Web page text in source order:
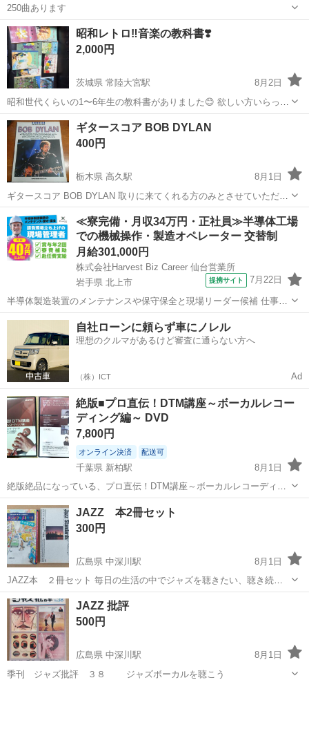
250曲あります
鳥取 米子市 米子駅 楽譜、音楽書 歌謡曲
昭和レトロ‼️音楽の教科書❣️
2,000円
茨城県 常陸大宮駅
8月2日
昭和世代くらいの1〜6年生の教科書がありました😊 欲しい方いらっし
ゃいましたら是非🫶
茨城 常陸大宮市
ギタースコア BOB DYLAN
400円
栃木県 高久駅
8月1日
ギタースコア BOB DYLAN 取りに来てくれる方のみとさせていただき
ます。 よろしくおねがいします。 現状渡しです こだわりのある方は
ご遠慮下さい ノークレーム ノーリターン お...
栃木 那須郡 高久駅 楽譜、音楽書 ノリ
≪寮完備・月収34万円・正社員≫半導体工場
での機械操作・製造オペレーター 交替制
月給301,000円
株式会社Harvest Biz Career 仙台営業所
岩手県 北上市
提携サイト 7月22日
半導体製造装置のメンテナンスや保守保全と現場リーダー候補 仕事内
容 ＼フラッシュメモリの製造を行う工場で半導体製造装置の保守・点
体」。 その半導体を...
岩手 北上市 その他
自社ローンに頼らず車にノレル
理想のクルマがあるけど審査に通らない方へ
（株）ICT Ad
絶版■プロ直伝！DTM講座～ボーカルレコー
ディング編～ DVD
7,800円
オンライン決済 配送可
千葉県 新柏駅
8月1日
絶版絶品になっている、プロ直伝！DTM講座～ボーカルレコーディン
グ編 DVD～になります。 ───────────── ある程度の期間お問い
合わせがない商品は、ヤフオクに出品していますので、ご興味があり
ましたらお早め...
千葉 柏市 楽譜、音楽書
JAZZ 本2冊セット
300円
広島県 中深川駅
8月1日
JAZZ本 ２冊セット 毎日の生活の中でジャズを聴きたい、聴き続け
ていきたい人のための道案内。 名演！ Jazz Standards 出版社：講談
社 発行年：1991年3月15日第5刷
広島 広島市 中深川駅
JAZZ 批評
500円
広島県 中深川駅
8月1日
季刊 ジャズ批評 ３８ ジャズボーカルを聴こう